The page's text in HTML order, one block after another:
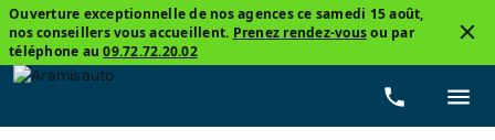
Ouverture exceptionnelle de nos agences ce samedi 15 août,
nos conseillers vous accueillent. Prenez rendez-vousou par
téléphone au09.72.72.20.02